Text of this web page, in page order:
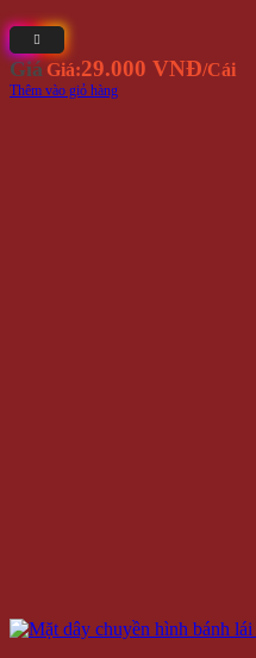
Giá Giá:29.000 VNĐ/Cái
Thêm vào giỏ hàng